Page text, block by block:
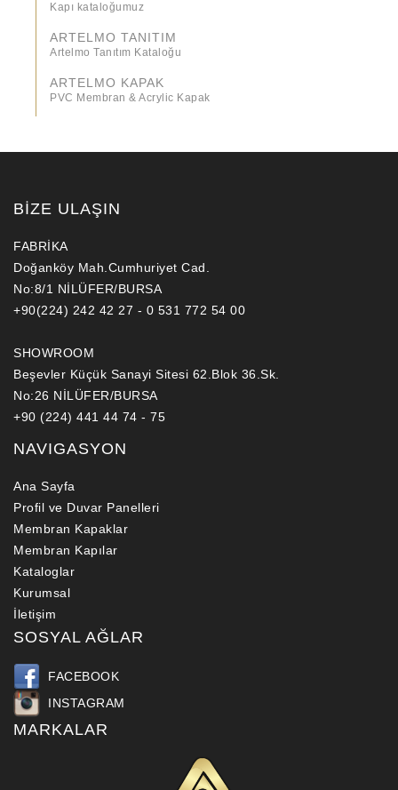
Kapı kataloğumuz
ARTELMO TANITIM
Artelmo Tanıtım Kataloğu
ARTELMO KAPAK
PVC Membran & Acrylic Kapak
BİZE ULAŞIN
FABRİKA
Doğanköy Mah.Cumhuriyet Cad.
No:8/1 NİLÜFER/BURSA
+90(224) 242 42 27 - 0 531 772 54 00
SHOWROOM
Beşevler Küçük Sanayi Sitesi 62.Blok 36.Sk.
No:26 NİLÜFER/BURSA
+90 (224) 441 44 74 - 75
NAVIGASYON
Ana Sayfa
Profil ve Duvar Panelleri
Membran Kapaklar
Membran Kapılar
Kataloglar
Kurumsal
İletişim
SOSYAL AĞLAR
FACEBOOK
INSTAGRAM
MARKALAR